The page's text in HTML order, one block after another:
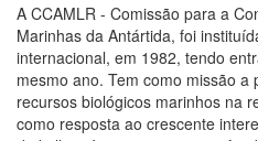
A CCAMLR - Comissão para a
Marinhas da Antártida, foi
internacional, em 1982, tendo
mesmo ano. Tem como missão
recursos biológicos marinhos na
como resposta ao crescente